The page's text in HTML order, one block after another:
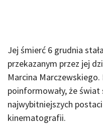
Jej śmierć 6 grudnia
przekazanym przez jej
Marcina
poinformowały, że świat
najwybitniejszych
kinematografii.